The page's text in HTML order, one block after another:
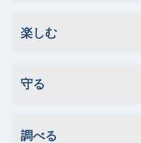
楽しむ
守る
調べる